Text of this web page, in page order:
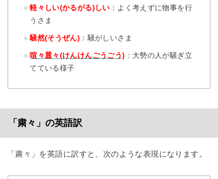
軽々しい(かるがる)しい ：よく考えずに物事を行
うさま
騒然(そうぜん) ：騒がしいさま
喧々囂々(けんけんごうごう) ：大勢の人が騒ぎ立
てている様子
「粛々」の英語訳
「粛々」を英語に訳すと、次のような表現になります。